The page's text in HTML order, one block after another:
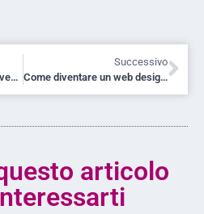
AreaDomani presente all’evento riservato MAC Cosmetics
Successivo
Come diventare un web designer
articolo